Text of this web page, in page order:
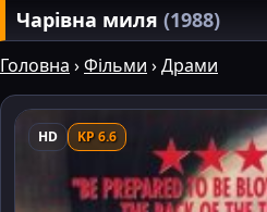
Чарівна миля (1988)
Головна ›Фільми ›Драми
HD KP 6.6